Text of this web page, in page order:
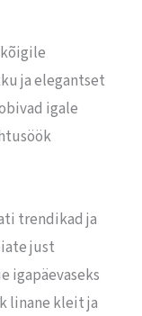
ja elegantset
igale
trendikad ja
just
igapäevaseks
linane kleit ja